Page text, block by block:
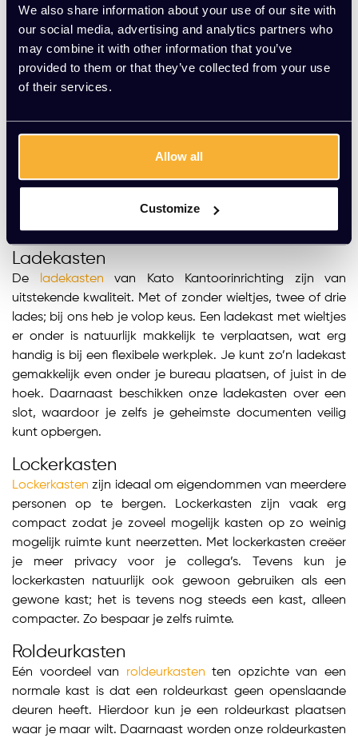
We also share information about your use of our site with
our social media, advertising and analytics partners who
may combine it with other information that you’ve
provided to them or that they’ve collected from your use
of their services.
Allow all
Customize
Kasten bij Kato Kantoorinrichting
Ben jij nog op zoek naar de juiste opbergkast waarmee
gewoon niet alles in het zicht hebben liggen? Dan zit je
goed bij Kato Kantoorinrichting. Wij beschikken over een
lockerkasten en ladekasten tot roldeurkasten en
schuifdeurkasten. Dus, wil je een goede kast kopen? Kato
helpt je graag.
Ladekasten
De ladekasten van Kato Kantoorinrichting zijn van
uitstekende kwaliteit. Met of zonder wieltjes, twee of drie
lades; bij ons heb je volop keus. Een ladekast met wieltjes
er onder is natuurlijk makkelijk te verplaatsen, wat erg
handig is bij een flexibele werkplek. Je kunt zo’n ladekast
gemakkelijk even onder je bureau plaatsen, of juist in de
hoek. Daarnaast beschikken onze ladekasten over een
slot, waardoor je zelfs je geheimste documenten veilig
kunt opbergen.
Lockerkasten
Lockerkasten zijn ideaal om eigendommen van meerdere
personen op te bergen. Lockerkasten zijn vaak erg
compact zodat je zoveel mogelijk kasten op zo weinig
mogelijk ruimte kunt neerzetten. Met lockerkasten creëer
je meer privacy voor je collega’s. Tevens kun je
lockerkasten natuurlijk ook gewoon gebruiken als een
gewone kast; het is tevens nog steeds een kast, alleen
compacter. Zo bespaar je zelfs ruimte.
Roldeurkasten
Eén voordeel van roldeurkasten ten opzichte van een
normale kast is dat een roldeurkast geen openslaande
deuren heeft. Hierdoor kun je een roldeurkast plaatsen
waar je maar wilt. Daarnaast worden onze roldeurkasten